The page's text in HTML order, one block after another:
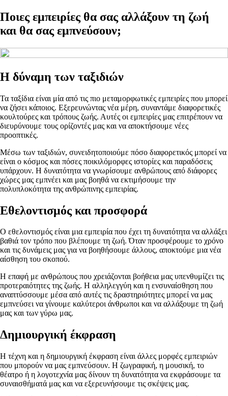
Ποιες εμπειρίες θα σας αλλάξουν τη ζωή
και θα σας εμπνεύσουν;
Η δύναμη των ταξιδιών
Τα ταξίδια είναι μία από τις πιο μεταμορφωτικές εμπειρίες που μπορεί
να ζήσει κάποιος. Εξερευνώντας νέα μέρη, συναντάμε διαφορετικές
κουλτούρες και τρόπους ζωής. Αυτές οι εμπειρίες μας επιτρέπουν να
διευρύνουμε τους ορίζοντές μας και να αποκτήσουμε νέες
προοπτικές.
Μέσω των ταξιδιών, συνειδητοποιούμε πόσο διαφορετικός μπορεί να
είναι ο κόσμος και πόσες ποικιλόμορφες ιστορίες και παραδόσεις
υπάρχουν. Η δυνατότητα να γνωρίσουμε ανθρώπους από διάφορες
χώρες μας εμπνέει και μας βοηθά να εκτιμήσουμε την
πολυπλοκότητα της ανθρώπινης εμπειρίας.
Εθελοντισμός και προσφορά
Ο εθελοντισμός είναι μια εμπειρία που έχει τη δυνατότητα να αλλάξει
βαθιά τον τρόπο που βλέπουμε τη ζωή. Όταν προσφέρουμε το χρόνο
και τις δυνάμεις μας για να βοηθήσουμε άλλους, αποκτούμε μια νέα
αίσθηση του σκοπού.
Η επαφή με ανθρώπους που χρειάζονται βοήθεια μας υπενθυμίζει τις
προτεραιότητες της ζωής. Η αλληλεγγύη και η ενσυναίσθηση που
αναπτύσσουμε μέσα από αυτές τις δραστηριότητες μπορεί να μας
εμπνεύσει να γίνουμε καλύτεροι άνθρωποι και να αλλάξουμε τη ζωή
μας και των γύρω μας.
Δημιουργική έκφραση
Η τέχνη και η δημιουργική έκφραση είναι άλλες μορφές εμπειριών
που μπορούν να μας εμπνεύσουν. Η ζωγραφική, η μουσική, το
θέατρο ή η λογοτεχνία μας δίνουν τη δυνατότητα να εκφράσουμε τα
συναισθήματά μας και να εξερευνήσουμε τις σκέψεις μας.